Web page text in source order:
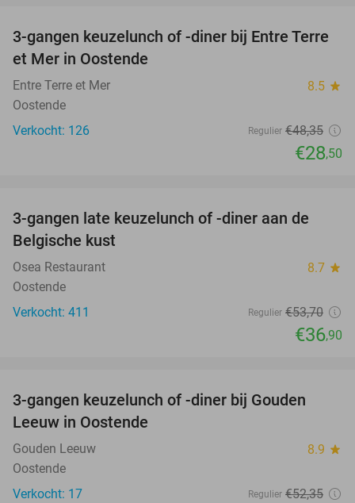
41%
3-gangen keuzelunch of -diner bij Entre Terre
et Mer in Oostende
Entre Terre et Mer 8.5 star
Oostende
Verkocht: 126
Regulier €48,35
€28,50
31%
3-gangen late keuzelunch of -diner aan de
Belgische kust
Osea Restaurant 8.7 star
Oostende
Verkocht: 411
Regulier €53,70
€36,90
3-gangen keuzelunch of -diner bij Gouden
Leeuw in Oostende
Gouden Leeuw 8.9 star
Oostende
Verkocht: 17
Regulier €52,35